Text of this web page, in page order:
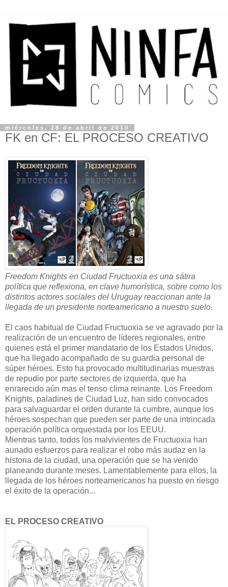
miércoles, 28 de abril de 2010
FK en CF: EL PROCESO CREATIVO
Freedom Knights en Ciudad Fructuoxia es una sátira
política que reflexiona, en clave humorística, sobre como los
distintos actores sociales del Uruguay reaccionan ante la
llegada de un presidente norteamericano a nuestro suelo.
El caos habitual de Ciudad Fructuoxia se ve agravado por la
realización de un encuentro de líderes regionales, entre
quienes está el primer mandatario de los Estados Unidos,
que ha llegado acompañado de su guardia personal de
súper héroes. Esto ha provocado multitudinarias muestras
de repudio por parte sectores de izquierda, que ha
enrarecido aún mas el tenso clima reinante. Los Freedom
Knights, paladines de Ciudad Luz, han sido convocados
para salvaguardar el orden durante la cumbre, aunque los
héroes sospechan que pueden ser parte de una intrincada
operación política orquestada por los EEUU.
Mientras tanto, todos los malvivientes de Fructuoxia han
aunado esfuerzos para realizar el robo más audaz en la
historia de la ciudad, una operación que se ha venido
planeando durante meses. Lamentablemente para ellos, la
llegada de los héroes norteamericanos ha puesto en riesgo
el éxito de la operación...
EL PROCESO CREATIVO